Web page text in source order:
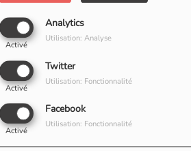
Analytics
Activé
Utilisation: Analyse
Twitter
Activé
Utilisation: Fonctionnalité
Facebook
Activé
Utilisation: Fonctionnalité
vous pour commenter cet article